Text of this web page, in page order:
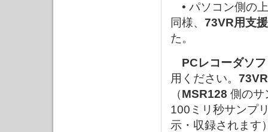
• パソコン側の
同様、 73VR用支
た。
PCレコーダソ
用ください。
（MSR128 側のサ
100ミリ秒サンプ
示・収録されます